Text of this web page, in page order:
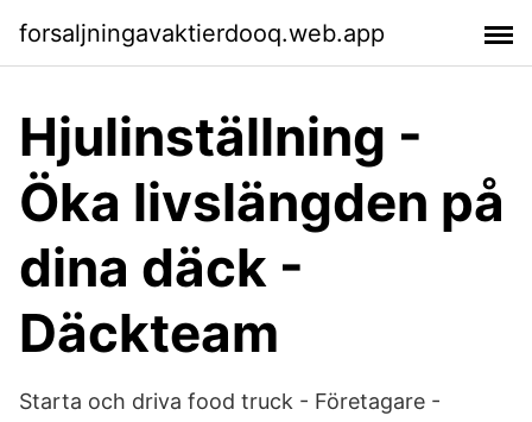
forsaljningavaktierdooq.web.app
Hjulinställning -
Öka livslängden på
dina däck -
Däckteam
Starta och driva food truck - Företagare -